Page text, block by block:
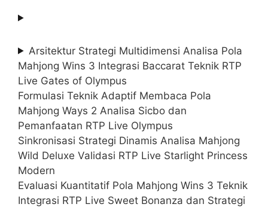
Arsitektur Strategi Multidimensi Analisa Pola
Mahjong Wins 3 Integrasi Baccarat Teknik RTP
Live Gates of Olympus
Formulasi Teknik Adaptif Membaca Pola
Mahjong Ways 2 Analisa Sicbo dan
Pemanfaatan RTP Live Olympus
Sinkronisasi Strategi Dinamis Analisa Mahjong
Wild Deluxe Validasi RTP Live Starlight Princess
Modern
Evaluasi Kuantitatif Pola Mahjong Wins 3 Teknik
Integrasi RTP Live Sweet Bonanza dan Strategi